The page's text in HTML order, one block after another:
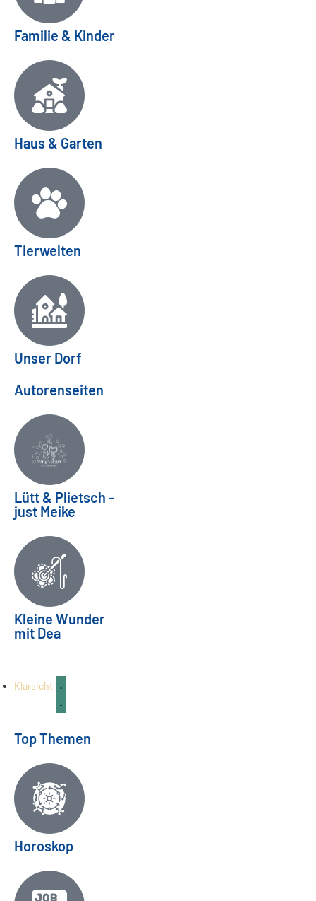
Familie & Kinder
Haus & Garten
Tierwelten
Unser Dorf
Autorenseiten
Lütt & Plietsch -
just Meike
Kleine Wunder
mit Dea
Ein Abschied verändert alles |
Bereitschaftspflege Teil 03
Aug.
Klarsicht
Top Themen
Horoskop